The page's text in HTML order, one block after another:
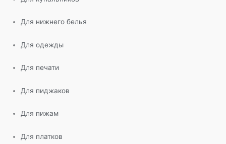
Для нижнего белья
Для одежды
Для печати
Для пиджаков
Для пижам
Для платков